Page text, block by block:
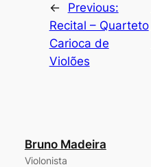
←
Previous:
Recital – Quarteto
Carioca de
Violões
Bruno Madeira
Violonista